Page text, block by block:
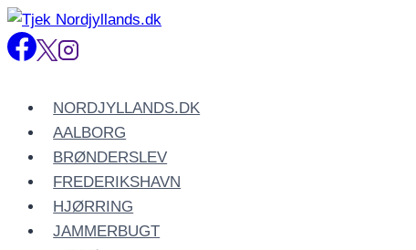
Fortsæt
til
NORDJYLLANDS.DK
AALBORG
BRØNDERSLEV
FREDERIKSHAVN
HJØRRING
JAMMERBUGT